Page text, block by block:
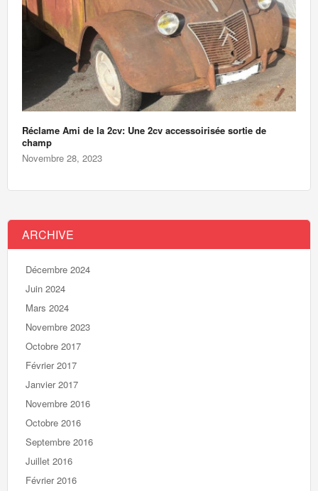
Réclame Ami de la 2cv: Une 2cv accessoirisée sortie de
champ
Novembre 28, 2023
ARCHIVE
Décembre 2024
Juin 2024
Mars 2024
Novembre 2023
Octobre 2017
Février 2017
Janvier 2017
Novembre 2016
Octobre 2016
Septembre 2016
Juillet 2016
Février 2016